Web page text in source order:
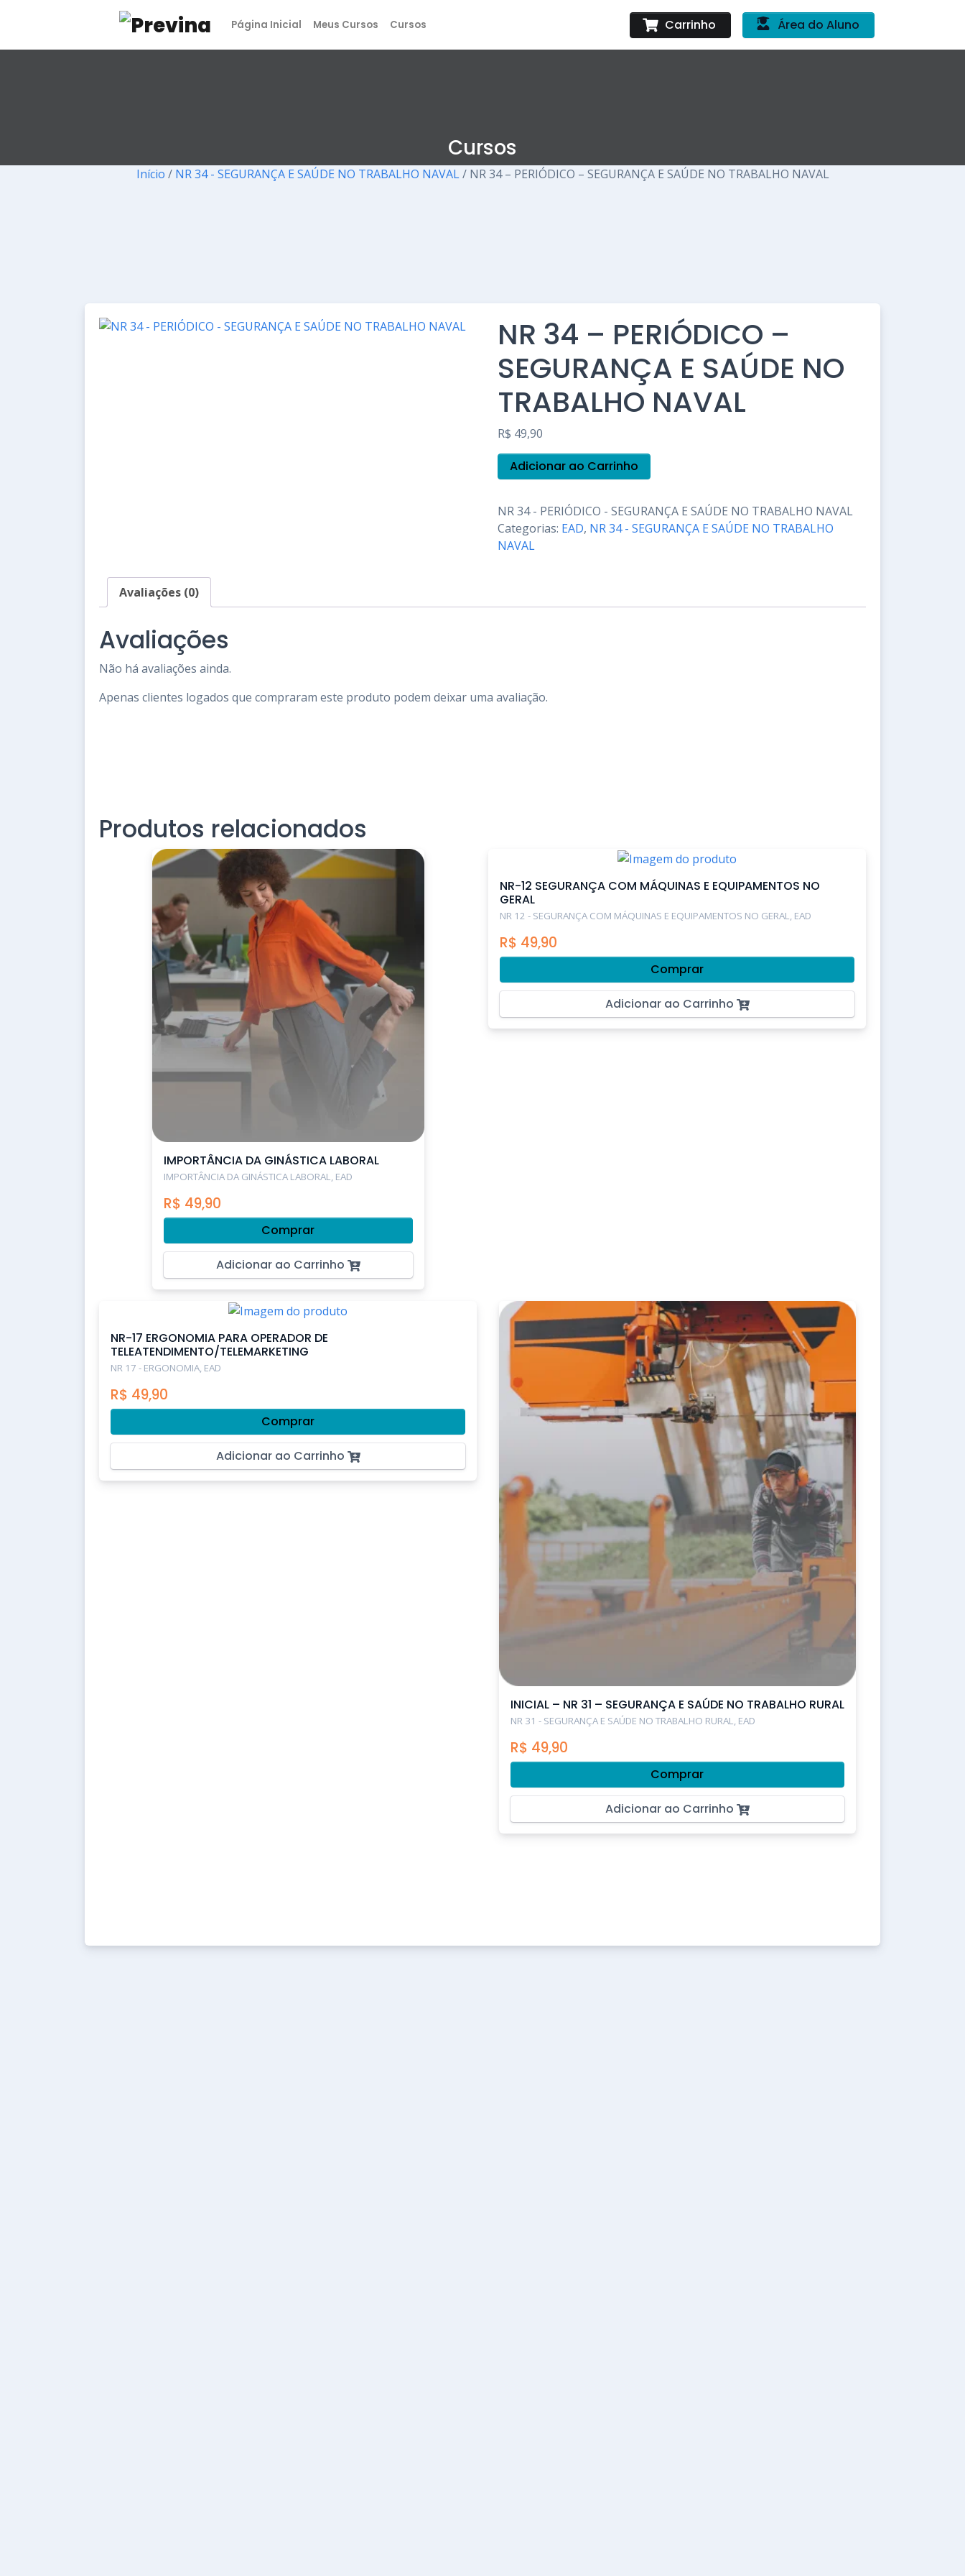
Página Inicial Meus Cursos Cursos Carrinho Área do Aluno
Cursos
Início / NR 34 - SEGURANÇA E SAÚDE NO TRABALHO NAVAL/ NR 34 – PERIÓDICO – SEGURANÇA E SAÚDE NO TRABALHO NAVAL
NR 34 – PERIÓDICO –
SEGURANÇA E SAÚDE NO
TRABALHO NAVAL
R$ 49,90
NR
34
-
SEGURANÇA
E
quantidade
Adicionar ao Carrinho
NR 34 - PERIÓDICO - SEGURANÇA E SAÚDE NO TRABALHO NAVAL
Categorias: EAD, NR 34 - SEGURANÇA E SAÚDE NO TRABALHO
NAVAL
Avaliações (0)
Avaliações
Não há avaliações ainda.
Apenas clientes logados que compraram este produto podem deixar uma avaliação.
Produtos relacionados
IMPORTÂNCIA DA GINÁSTICA LABORAL
IMPORTÂNCIA DA GINÁSTICA LABORAL, EAD
R$ 49,90
Comprar
Adicionar ao Carrinho
NR-12 SEGURANÇA COM MÁQUINAS E EQUIPAMENTOS NO
GERAL
NR 12 - SEGURANÇA COM MÁQUINAS E EQUIPAMENTOS NO GERAL, EAD
R$ 49,90
Comprar
Adicionar ao Carrinho
NR-17 ERGONOMIA PARA OPERADOR DE
TELEATENDIMENTO/TELEMARKETING
NR 17 - ERGONOMIA, EAD
R$ 49,90
Comprar
Adicionar ao Carrinho
INICIAL – NR 31 – SEGURANÇA E SAÚDE NO TRABALHO RURAL
NR 31 - SEGURANÇA E SAÚDE NO TRABALHO RURAL, EAD
R$ 49,90
Comprar
Adicionar ao Carrinho